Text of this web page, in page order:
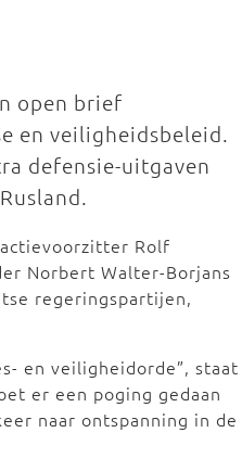
open brief
en veiligheidsbeleid.
defensie-uitgaven
Rolf
Norbert Walter-Borjans
regeringspartijen,
en veiligheidorde”, staat
er een poging gedaan
naar ontspanning in de